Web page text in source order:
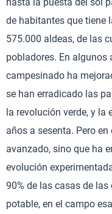
de habitantes que tiene
575.000 aldeas, de las
pobladores. En
campesinado ha
se han erradicado las
la revolución verde, y la
años a sesenta. Pero
avanzado, sino que ha
evolución
90% de las casas de
potable, en el campo